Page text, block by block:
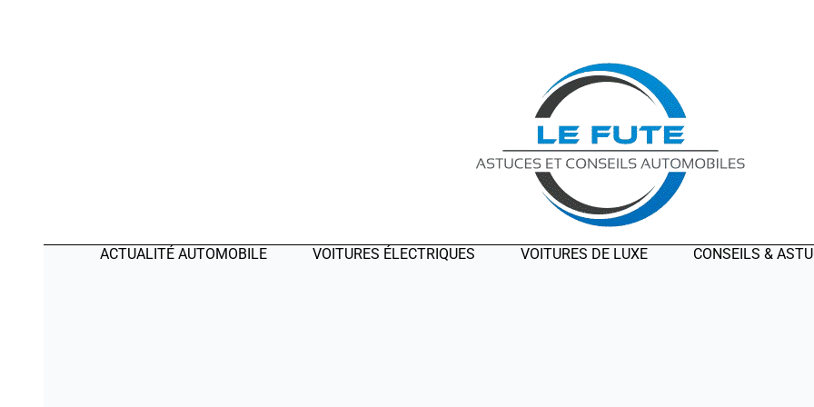
ACTUALITÉ AUTOMOBILE VOITURES ÉLECTRIQUES VOITURES DE LUXE CONSEILS &